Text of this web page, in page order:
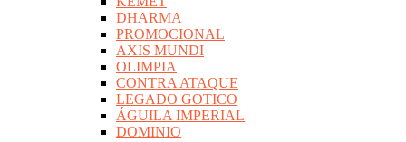
DHARMA
PROMOCIONAL
AXIS MUNDI
OLIMPIA
CONTRA ATAQUE
LEGADO GOTICO
ÁGUILA IMPERIAL
DOMINIO